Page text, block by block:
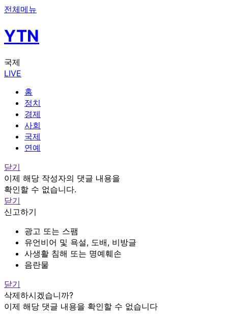
전체메뉴
YTN
국제
LIVE
홈
정치
경제
사회
국제
연예
닫기
이제 해당 작성자의 댓글 내용을
확인할 수 없습니다.
닫기
신고하기
광고 또는 스팸
유언비어 및 욕설, 도배, 비방글
사생활 침해 또는 명예훼손
음란물
닫기
삭제하시겠습니까?
이제 해당 댓글 내용을 확인할 수 없습니다